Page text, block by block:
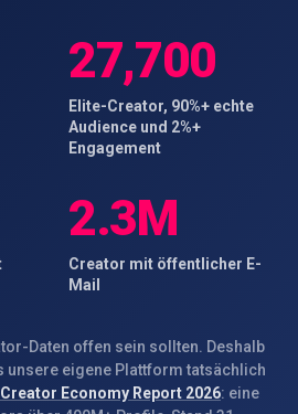
27,700
Elite-Creator, 90%+ echte
Audience und 2%+
Engagement
2.3M
Creator mit öffentlicher E-
Mail
Daten offen sein sollten. Deshalb
unsere eigene Plattform tatsächlich
Economy Report 2026: eine